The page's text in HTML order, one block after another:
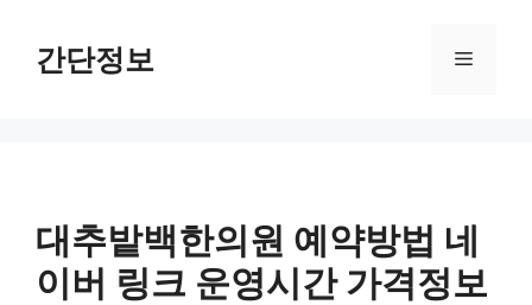
간단정보 메
대추밭백한의원 예약방법 네
이버 링크 운영시간 가격정보